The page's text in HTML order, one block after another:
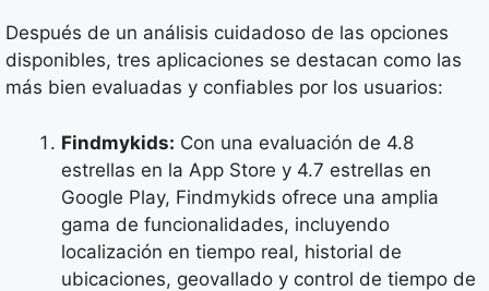
Después de un análisis cuidadoso de las opciones
disponibles, tres aplicaciones se destacan como las
más bien evaluadas y confiables por los usuarios:
Findmykids: Con una evaluación de 4.8
estrellas en la App Store y 4.7 estrellas en
Google Play, Findmykids ofrece una amplia
gama de funcionalidades, incluyendo
localización en tiempo real, historial de
ubicaciones, geovallado y control de tiempo de